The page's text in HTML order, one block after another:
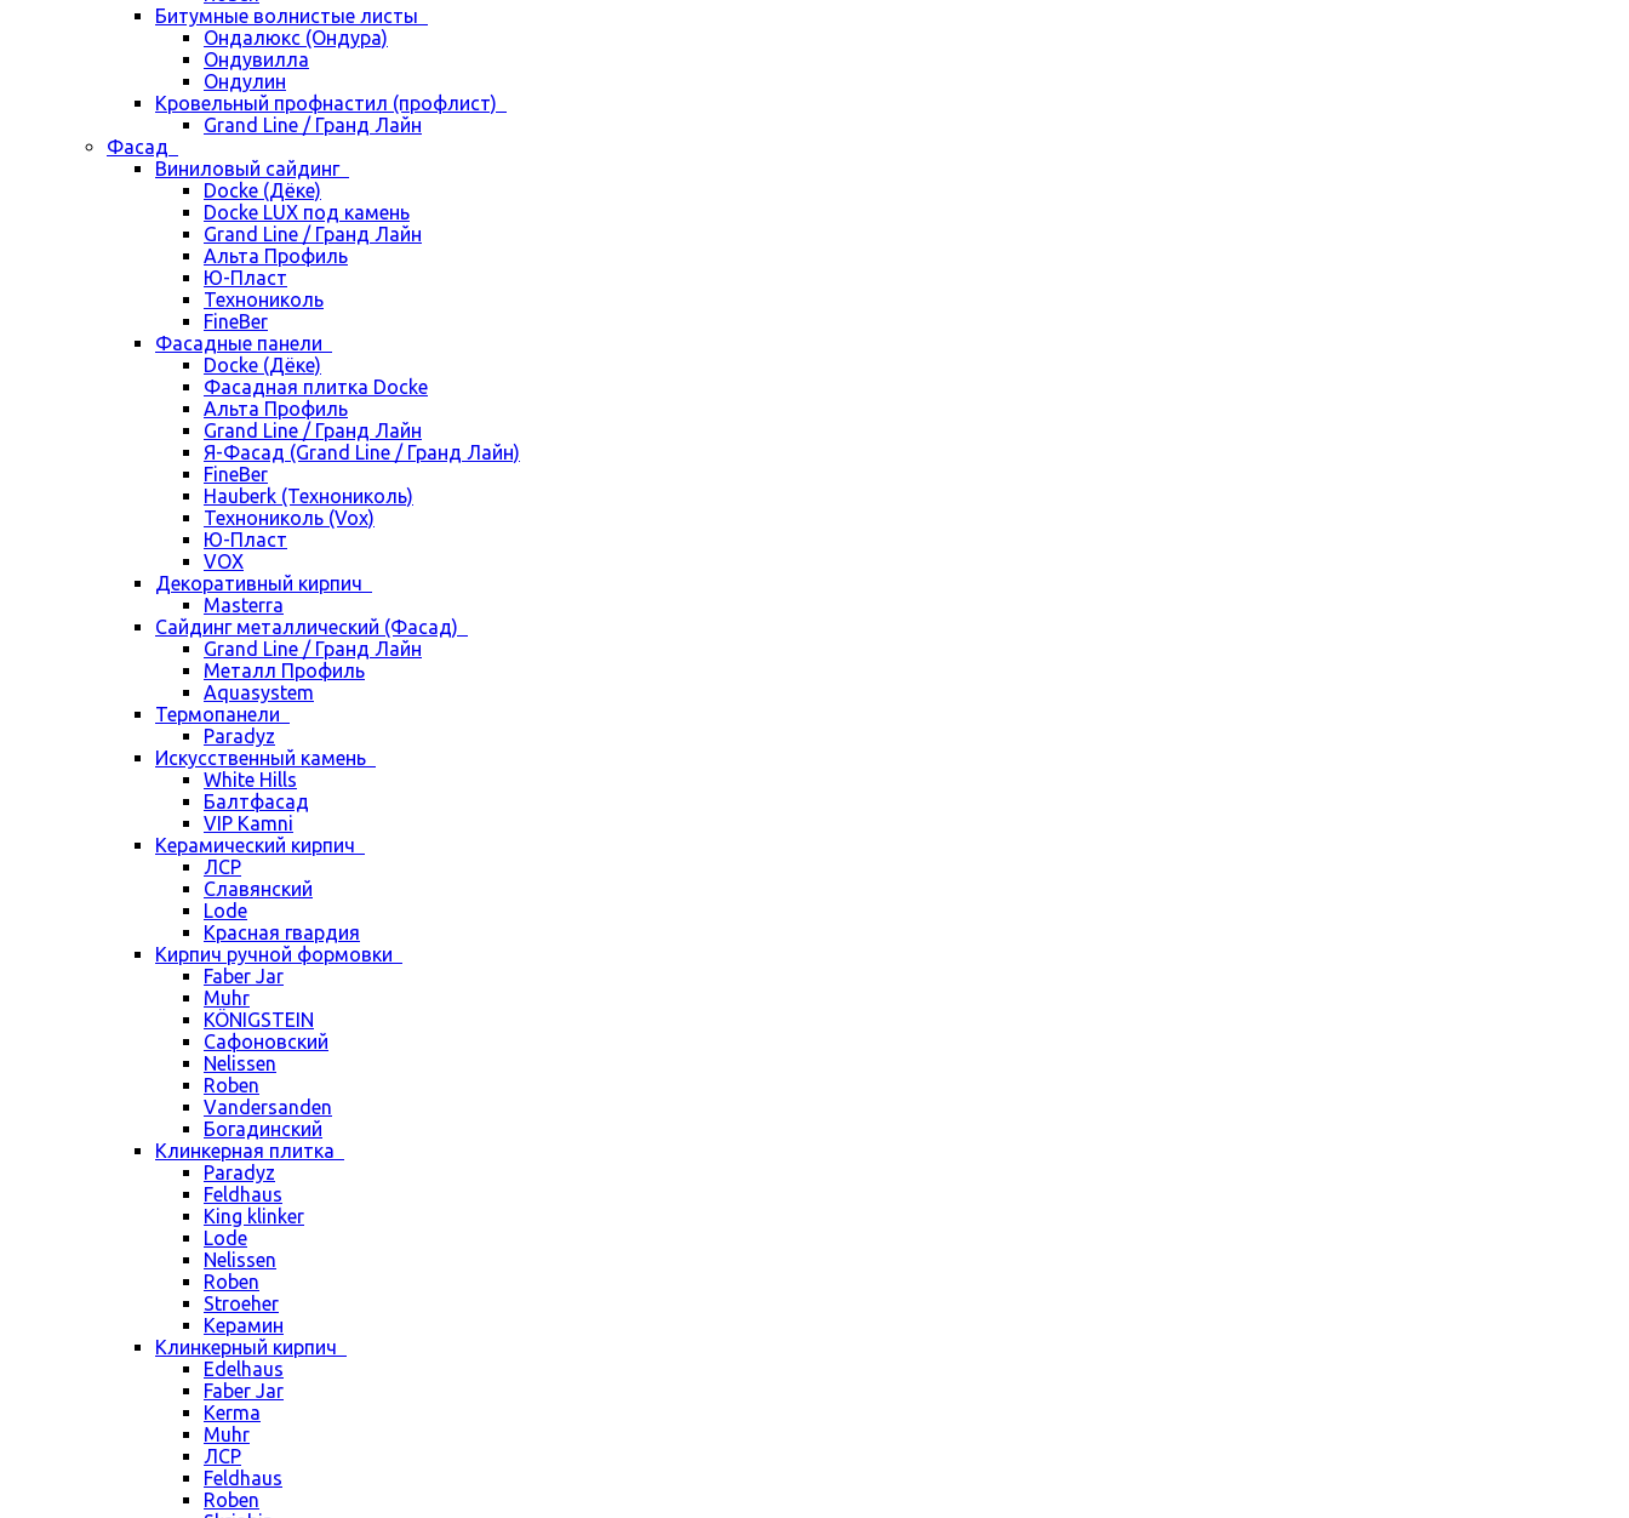
Битумные волнистые листы
Ондалюкс (Ондура)
Ондувилла
Ондулин
Кровельный профнастил (профлист)
Grand Line / Гранд Лайн
Фасад
Виниловый сайдинг
Docke (Дёке)
Docke LUX под камень
Grand Line / Гранд Лайн
Альта Профиль
Ю-Пласт
Технониколь
FineBer
Фасадные панели
Docke (Дёке)
Фасадная плитка Docke
Альта Профиль
Grand Line / Гранд Лайн
Я-Фасад (Grand Line / Гранд Лайн)
FineBer
Hauberk (Технониколь)
Технониколь (Vox)
Ю-Пласт
VOX
Декоративный кирпич
Masterra
Сайдинг металлический (Фасад)
Grand Line / Гранд Лайн
Металл Профиль
Aquasystem
Термопанели
Paradyz
Искусственный камень
White Hills
Балтфасад
VIP Kamni
Керамический кирпич
ЛСР
Славянский
Lode
Красная гвардия
Кирпич ручной формовки
Faber Jar
Muhr
KÖNIGSTEIN
Сафоновский
Nelissen
Roben
Vandersanden
Богадинский
Клинкерная плитка
Paradyz
Feldhaus
King klinker
Lode
Nelissen
Roben
Stroeher
Керамин
Клинкерный кирпич
Edelhaus
Faber Jar
Kerma
Muhr
ЛСР
Feldhaus
Roben